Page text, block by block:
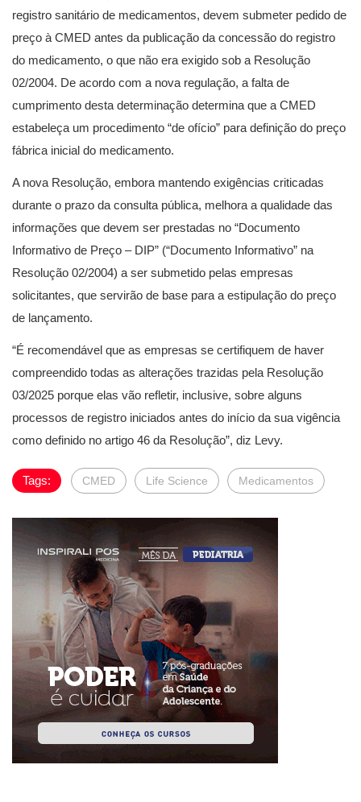
registro sanitário de medicamentos, devem submeter pedido de
preço à CMED antes da publicação da concessão do registro
do medicamento, o que não era exigido sob a Resolução
02/2004. De acordo com a nova regulação, a falta de
cumprimento desta determinação determina que a CMED
estabeleça um procedimento “de ofício” para definição do preço
fábrica inicial do medicamento.
A nova Resolução, embora mantendo exigências criticadas
durante o prazo da consulta pública, melhora a qualidade das
informações que devem ser prestadas no “Documento
Informativo de Preço – DIP” (“Documento Informativo” na
Resolução 02/2004) a ser submetido pelas empresas
solicitantes, que servirão de base para a estipulação do preço
de lançamento.
“É recomendável que as empresas se certifiquem de haver
compreendido todas as alterações trazidas pela Resolução
03/2025 porque elas vão refletir, inclusive, sobre alguns
processos de registro iniciados antes do início da sua vigência
como definido no artigo 46 da Resolução”, diz Levy.
Tags: CMED Life Science Medicamentos